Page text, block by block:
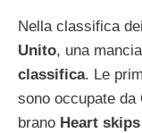
Nella classifica dei
Unito, una
classifica. Le
sono occupate da
brano Heart